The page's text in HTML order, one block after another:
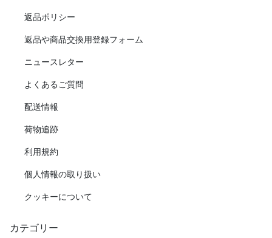
返品ポリシー
返品や商品交換用登録フォーム
ニュースレター
よくあるご質問
配送情報
荷物追跡
利用規約
個人情報の取り扱い
クッキーについて
カテゴリー